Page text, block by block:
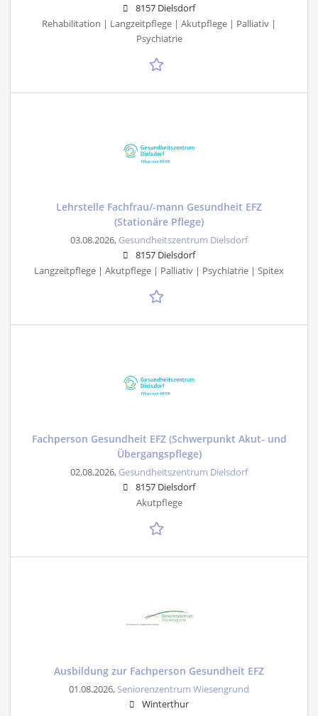
8157 Dielsdorf
Rehabilitation | Langzeitpflege | Akutpflege | Palliativ |
Psychiatrie
Lehrstelle Fachfrau/-mann Gesundheit EFZ
(Stationäre Pflege)
03.08.2026, Gesundheitszentrum Dielsdorf
8157 Dielsdorf
Langzeitpflege | Akutpflege | Palliativ | Psychiatrie | Spitex
Fachperson Gesundheit EFZ (Schwerpunkt Akut- und
Übergangspflege)
02.08.2026, Gesundheitszentrum Dielsdorf
8157 Dielsdorf
Akutpflege
Ausbildung zur Fachperson Gesundheit EFZ
01.08.2026, Seniorenzentrum Wiesengrund
Winterthur